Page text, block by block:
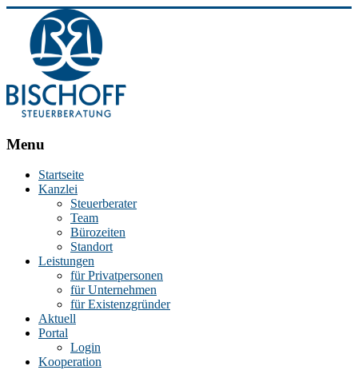
BISCHOFF
Stephan
Steuerberater
Essen
Menu
Startseite
Kanzlei
Steuerberater
Team
Bürozeiten
Standort
Leistungen
für Privatpersonen
für Unternehmen
für Existenzgründer
Aktuell
Portal
Login
Kooperation